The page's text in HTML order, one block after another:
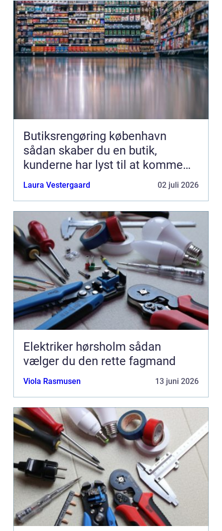
Butiksrengøring københavn
sådan skaber du en butik,
kunderne har lyst til at komme
tilbage til
Laura Vestergaard 02 juli 2026
Elektriker hørsholm sådan
vælger du den rette fagmand
Viola Rasmusen 13 juni 2026